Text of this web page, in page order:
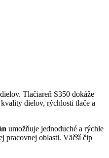
Tlačiareň S350 dokáže
dielov, rýchlosti tlače a
umožňuje jednoduché a rýchle
pracovnej oblasti. Väčší čip